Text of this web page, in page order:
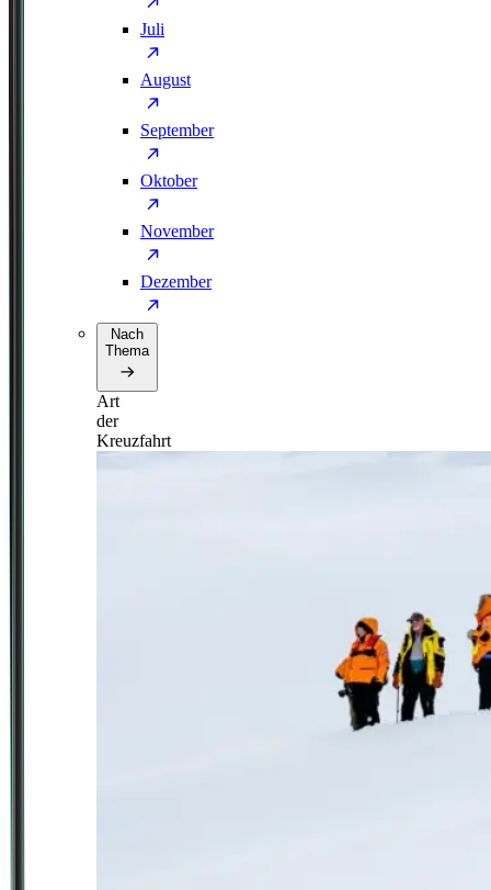
Juli
August
September
Oktober
November
Dezember
Nach
Thema
Art
der
Kreuzfahrt